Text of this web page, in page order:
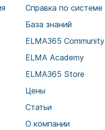
Справка по системе
База знаний
ELMA365 Community
ELMA Academy
ELMA365 Store
Цены
Статьи
О компании